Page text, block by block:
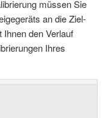
müssen Sie
an die Ziel-
den Verlauf
Ihres